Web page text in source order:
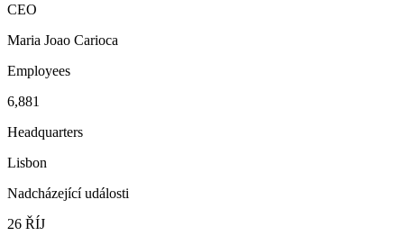
CEO
Maria Joao Carioca
Employees
6,881
Headquarters
Lisbon
Nadcházející události
26 ŘÍJ